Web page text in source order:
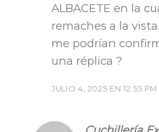
ALBACETE en la
remaches a la
me podrían
una réplica ?
JULIO 4, 2025 EN 12:55 PM